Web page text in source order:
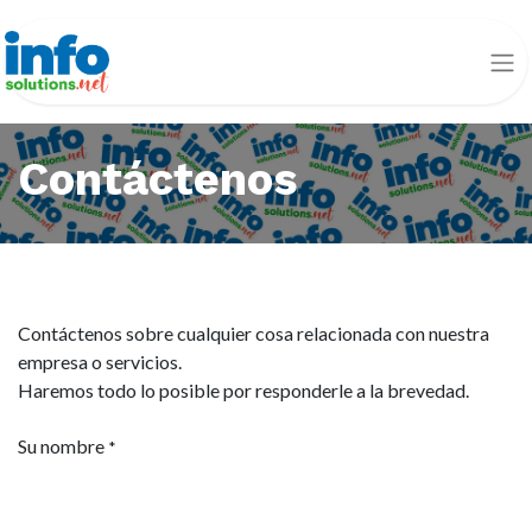
Contáctenos
Contáctenos sobre cualquier cosa relacionada con nuestra
empresa o servicios.
Haremos todo lo posible por responderle a la brevedad.
Su nombre *